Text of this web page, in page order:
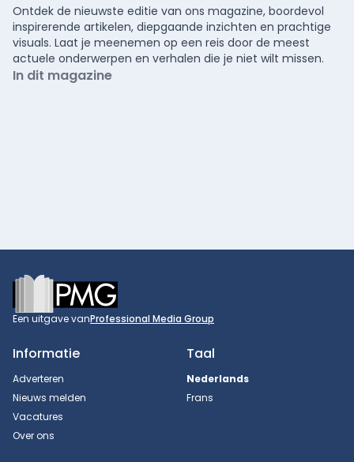
Ontdek de nieuwste editie van ons magazine, boordevol
inspirerende artikelen, diepgaande inzichten en prachtige
visuals. Laat je meenemen op een reis door de meest
actuele onderwerpen en verhalen die je niet wilt missen.
In dit magazine
Footer
Een uitgave vanProfessional Media Group
Informatie
Adverteren
Nieuws melden
Vacatures
Over ons
Taal
Nederlands
Frans